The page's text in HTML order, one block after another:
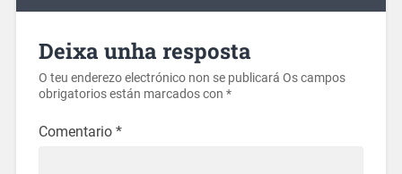
Deixa unha resposta
O teu enderezo electrónico non se publicará Os campos
obrigatorios están marcados con *
Comentario *